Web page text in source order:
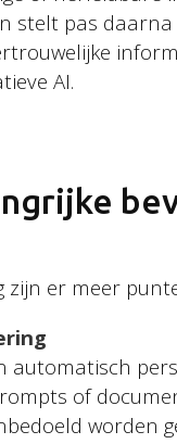
stelt pas
AI.
zijn er meer
automatisch
of
worden